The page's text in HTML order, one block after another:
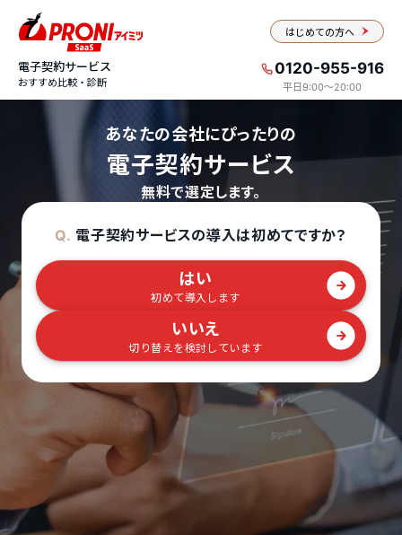
はじめての方へ
電子契約サービス
おすすめ比較・診断
0120-955-916
平日9:00〜20:00
あなたの会社にぴったりの
電子契約サービス
無料で選定します。
Q. 電子契約サービスの導入は初めてですか？
はい
初めて導入します
いいえ
切り替えを検討しています